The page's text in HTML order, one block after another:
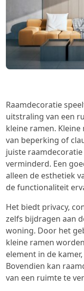
Raamdecoratie
uitstraling van een
kleine ramen.
van beperking of
juiste
verminderd. Een
alleen de esthetiek
de functionaliteit
Het biedt privacy,
zelfs bijdragen aan
woning. Door het
kleine ramen
element in de
Bovendien kan
van een ruimte te